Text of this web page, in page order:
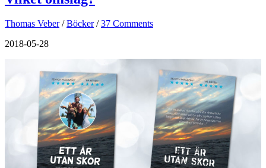
Thomas Veber / Böcker / 37 Comments
2018-05-28